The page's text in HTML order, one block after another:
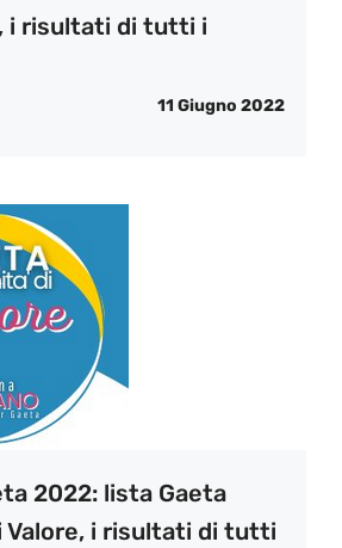
i risultati di tutti i
11 Giugno 2022
2022: lista Gaeta
Valore, i risultati di tutti